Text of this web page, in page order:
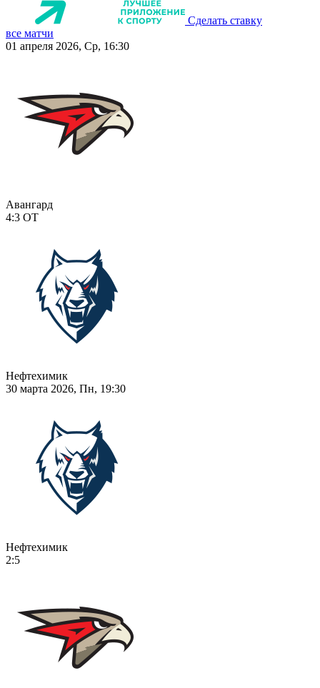
Сделать ставку
все матчи
01 апреля 2026, Ср, 16:30
Авангард
4:3 ОТ
Нефтехимик
30 марта 2026, Пн, 19:30
Нефтехимик
2:5